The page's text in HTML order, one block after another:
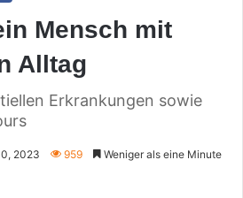
Mensch mit
Alltag
Erkrankungen sowie
2023 959 Weniger als eine Minute